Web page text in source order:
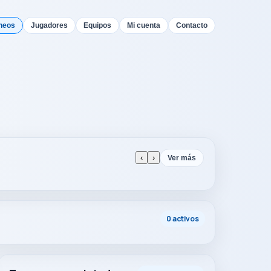
Jugadores Equipos Mi cuenta Contacto
‹ › Ver más
0 activos